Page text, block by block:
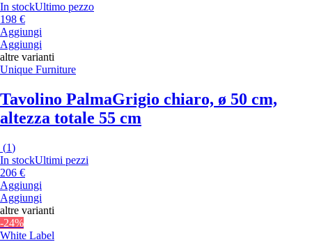
In stockUltimo pezzo
198 €
Aggiungi
Aggiungi
altre varianti
Unique Furniture
Tavolino PalmaGrigio chiaro, ø 50 cm,
altezza totale 55 cm
(1)
In stockUltimi pezzi
206 €
Aggiungi
Aggiungi
altre varianti
-24%
White Label